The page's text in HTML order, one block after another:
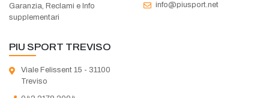
Garanzia, Reclami e Info
supplementari
info@piusport.net
PIU SPORT TREVISO
Viale Felissent 15 - 31100
Treviso